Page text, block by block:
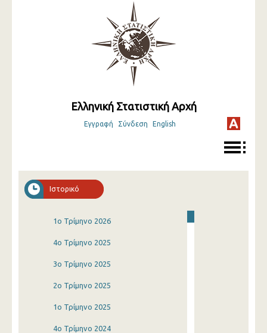
Ελληνική Στατιστική Αρχή
Εγγραφή Σύνδεση English
Ιστορικό
1o Τρίμηνο 2026
4o Τρίμηνο 2025
3o Τρίμηνο 2025
2o Τρίμηνο 2025
1o Τρίμηνο 2025
4o Τρίμηνο 2024